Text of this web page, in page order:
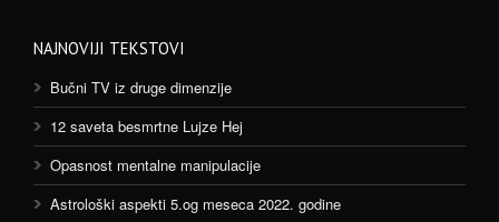
NAJNOVIJI TEKSTOVI
Bučni TV iz druge dimenzije
12 saveta besmrtne Lujze Hej
Opasnost mentalne manipulacije
Astrološki aspekti 5.og meseca 2022. godine